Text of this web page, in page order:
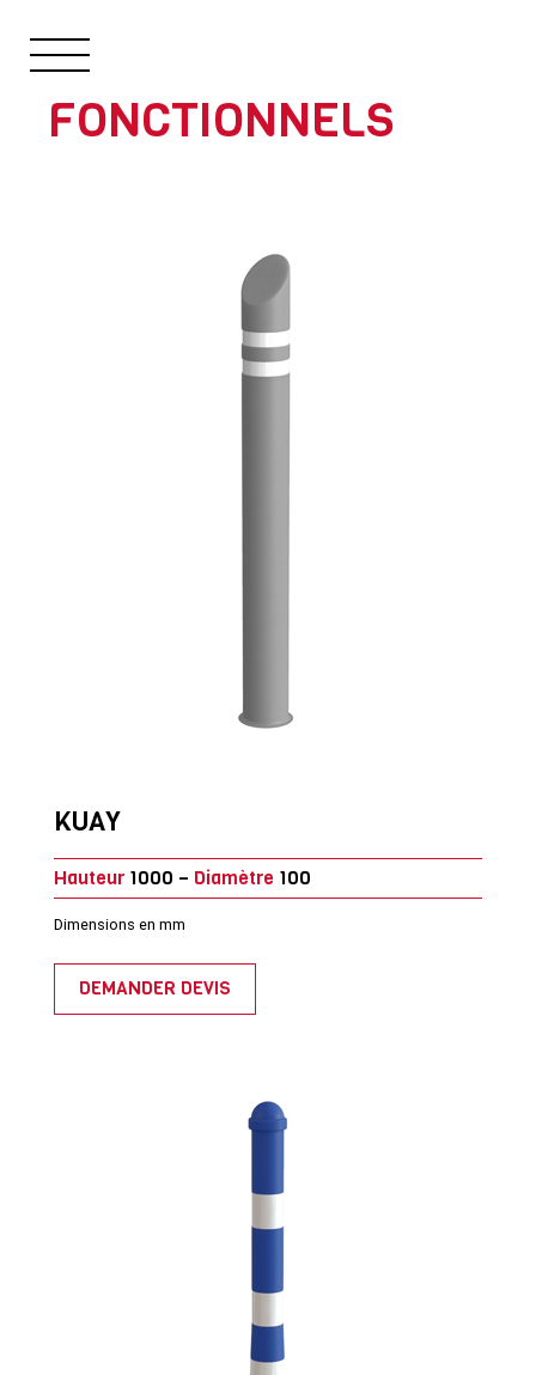
FONCTIONNELS
KUAY
Hauteur 1000 – Diamètre 100
Dimensions en mm
DEMANDER DEVIS